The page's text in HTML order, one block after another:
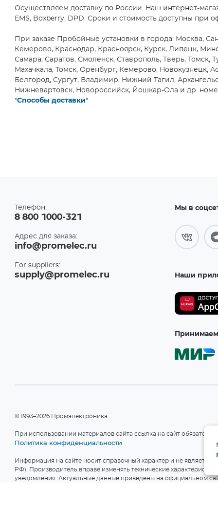
Осуществляем доставку по России. Наш интернет-
EMS, Boxberry, DPD. Сроки и стоимость доступны при
При заказе Пробойные установки в города: Москва,
Кемерово, Краснодар, Красноярск, Курск, Липецк,
Самара, Саратов, Смоленск, Ставрополь, Тверь, Томск,
Махачкала, Томск, Оренбург, Кемерово, Новокузнецк,
Белгород, Сургут, Владимир, Нижний Тагил,
Нижневартовск, Новороссийск, Йошкар-Ола и др.
"Способы доставки"
Телефон:
8 800 1000-321
Адрес для заказа:
info@promelec.ru
For suppliers:
supply@promelec.ru
Мы в
Наши
Принимаем
©1993–2026 Промэлектроника
При использовании материалов сайта ссылка на сайт обязательна!
Политика конфиденциальности
Информация на сайте носит справочный характер и не является
РФ). Производитель вправе изменять технические
уведомления. Актуальные данные приведены на официальном